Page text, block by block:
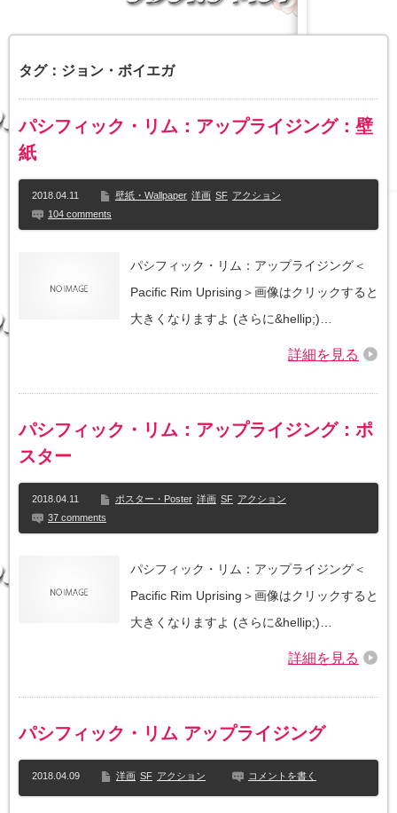
タグ：ジョン・ボイエガ
パシフィック・リム：アップライジング：壁
紙
2018.04.11 壁紙・Wallpaper 洋画 SF アクション
104 comments
パシフィック・リム：アップライジング＜
Pacific Rim Uprising＞画像はクリックすると
大きくなりますよ (さらに&hellip;)…
詳細を見る
パシフィック・リム：アップライジング：ポ
スター
2018.04.11 ポスター・Poster 洋画 SF アクション
37 comments
パシフィック・リム：アップライジング＜
Pacific Rim Uprising＞画像はクリックすると
大きくなりますよ (さらに&hellip;)…
詳細を見る
パシフィック・リム アップライジング
2018.04.09 洋画 SF アクション コメントを書く